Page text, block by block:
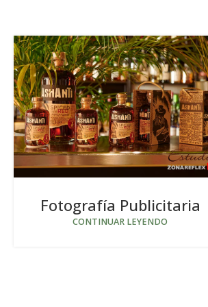
Fotografía Publicitaria
CONTINUAR LEYENDO